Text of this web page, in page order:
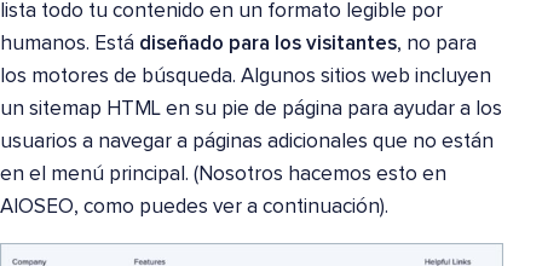
lista todo tu contenido en un formato legible por
humanos. Está diseñado para los visitantes, no para
los motores de búsqueda. Algunos sitios web incluyen
un sitemap HTML en su pie de página para ayudar a los
usuarios a navegar a páginas adicionales que no están
en el menú principal. (Nosotros hacemos esto en
AIOSEO, como puedes ver a continuación).